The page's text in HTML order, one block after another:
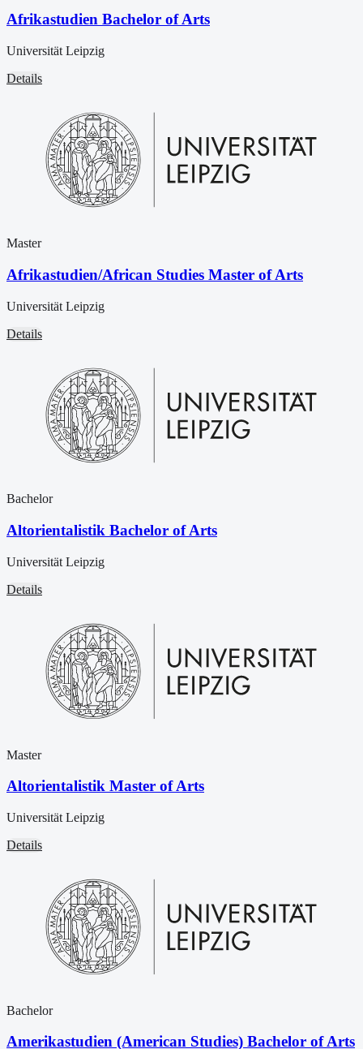
Afrikastudien Bachelor of Arts
Universität Leipzig
Details
Master
Afrikastudien/African Studies Master of Arts
Universität Leipzig
Details
Bachelor
Altorientalistik Bachelor of Arts
Universität Leipzig
Details
Master
Altorientalistik Master of Arts
Universität Leipzig
Details
Bachelor
Amerikastudien (American Studies) Bachelor of Arts